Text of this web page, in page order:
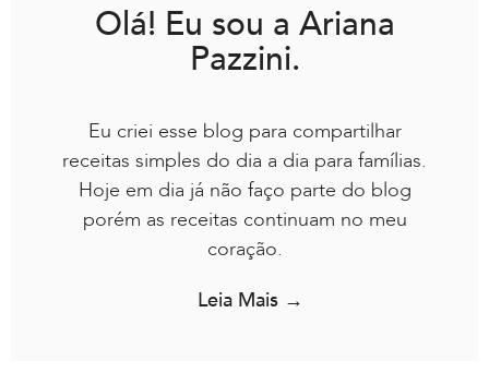
Olá! Eu sou a Ariana
Pazzini.
Eu criei esse blog para compartilhar
receitas simples do dia a dia para famílias.
Hoje em dia já não faço parte do blog
porém as receitas continuam no meu
coração.
Leia Mais →